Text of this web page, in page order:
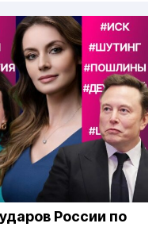
России по